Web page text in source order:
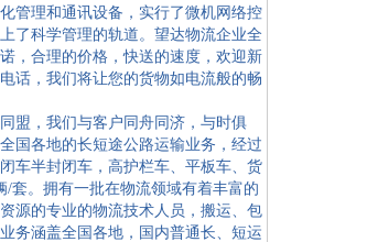
管理和通讯设备，实行了微机网络控
了科学管理的轨道。望达物流企业全
，合理的价格，快送的速度，欢迎新
话，我们将让您的货物如电流般的畅
盟，我们与客户同舟同济，与时俱
国各地的长短途公路运输业务，经过
车半封闭车，高护栏车、平板车、货
/套。拥有一批在物流领域有着丰富的
源的专业的物流技术人员，搬运、包
务涵盖全国各地，国内普通长、短运